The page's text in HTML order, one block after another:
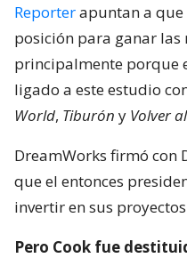
Reporterapuntan a que
posición para ganar las
principalmente porque
ligado a este estudio
World, Tiburón y Volver
DreamWorks firmó con
que el entonces
invertir en sus
Pero Cook fue